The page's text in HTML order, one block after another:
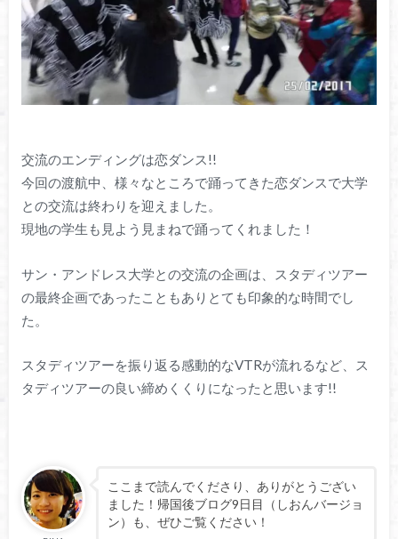
交流のエンディングは恋ダンス!!
今回の渡航中、様々なところで踊ってきた恋ダンスで大学
との交流は終わりを迎えました。
現地の学生も見よう見まねで踊ってくれました！
サン・アンドレス大学との交流の企画は、スタディツアー
の最終企画であったこともありとても印象的な時間でし
た。
スタディツアーを振り返る感動的なVTRが流れるなど、ス
タディツアーの良い締めくくりになったと思います!!
ここまで読んでくださり、ありがとうござい
ました！帰国後ブログ9日目（しおんバージョ
ン）も、ぜひご覧ください！